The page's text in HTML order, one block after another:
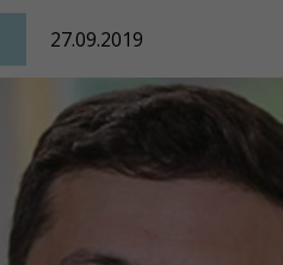
27.09.2019